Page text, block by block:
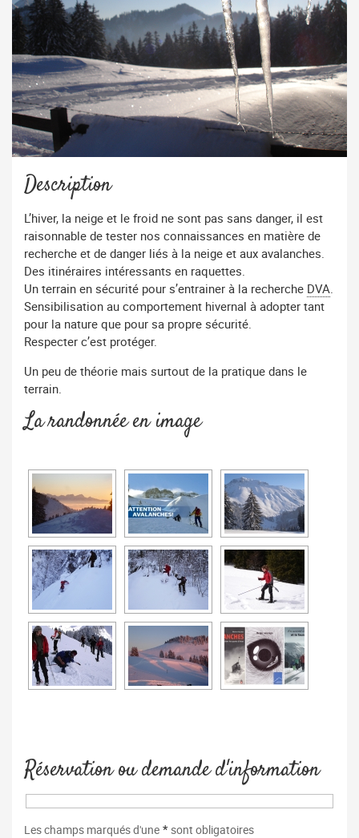
Description
L’hiver, la neige et le froid ne sont pas sans danger, il est
raisonnable de tester nos connaissances en matière de
recherche et de danger liés à la neige et aux avalanches.
Des itinéraires intéressants en raquettes.
Un terrain en sécurité pour s’entrainer à la recherche DVA
Sensibilisation au comportement hivernal à adopter tant
pour la nature que pour sa propre sécurité.
Respecter c’est protéger.
Un peu de théorie mais surtout de la pratique dans le
terrain.
La randonnée en image
Réservation ou demande d'information
Les champs marqués d'une * sont obligatoires